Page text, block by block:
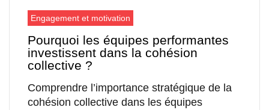
Engagement et motivation
Pourquoi les équipes performantes
investissent dans la cohésion
collective ?
Comprendre l’importance stratégique de la
cohésion collective dans les équipes